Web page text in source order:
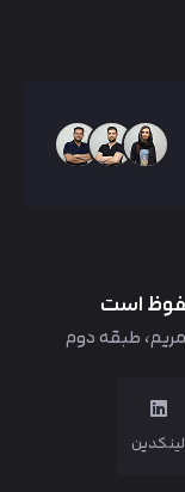
است
طبقه دوم
لینکدین